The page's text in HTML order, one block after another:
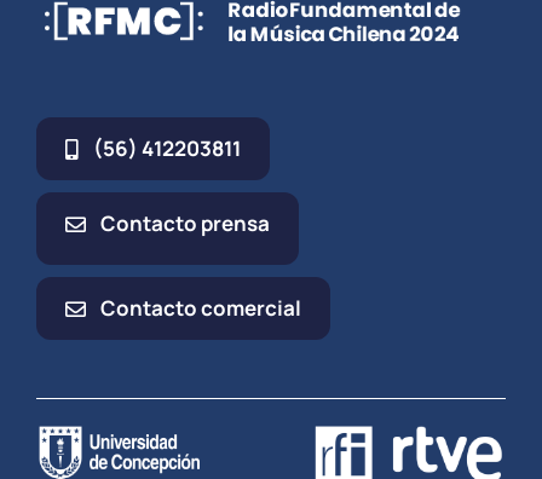
(56) 412203811
Contacto prensa
Contacto comercial